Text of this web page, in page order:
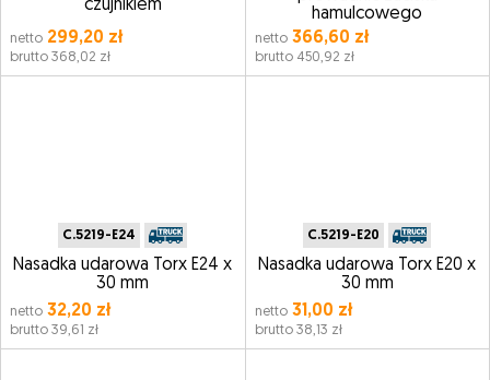
czujnikiem
netto 299,20 zł
brutto 368,02 zł
hamulcowego
netto366,60 zł
brutto 450,92 zł
C.5219-E24
Nasadka udarowa Torx E24 x
30 mm
netto 32,20 zł
brutto 39,61 zł
C.5219-E20
Nasadka udarowa Torx E20 x
30 mm
netto31,00 zł
brutto 38,13 zł